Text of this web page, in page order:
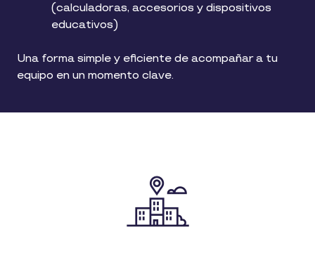
(calculadoras, accesorios y dispositivos
educativos)
Una forma simple y eficiente de acompañar a tu
equipo en un momento clave.